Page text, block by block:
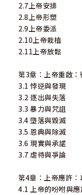
2.7上帝安排
2.8上帝形塑
2.9上帝委派
2.10上帝栽植
2.11上帝放鬆
第3章：上帝重啟：
3.1 悖逆與發現
3.2 逐出與失落
3.3 暴力與咒詛
3.4 墮落與毀滅
3.5 恩典與除滅
3.6 現實與承諾
3.7 虐待與爭論
第4章：上帝應許
4.1 上帝的吩咐與應